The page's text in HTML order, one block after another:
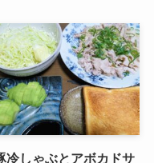
冷しゃぶとアボカドサ